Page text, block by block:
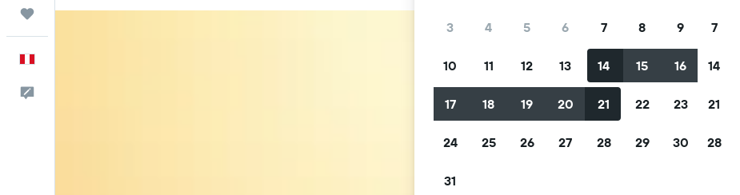
Trips
3 4 5 6 7 8 9
10 11 12 13 14 15 16
17 18 19 20 21 22 23
24 25 26 27 28 29 30
31
7
14
21
28